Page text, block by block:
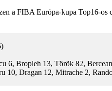
a FIBA Európa-kupa Top16-os
Bropleh 13, Török 82,
Dragan 12, Mitrache 2,